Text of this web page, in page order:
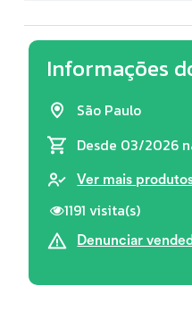
Informações
São Paulo
Desde 03/2026
Ver mais
1191 visita(s)
Denunciar